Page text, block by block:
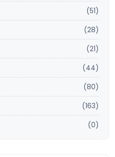
(51)
(28)
(21)
(44)
(80)
(163)
(0)